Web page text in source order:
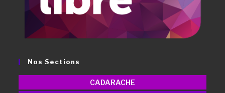
Nos Sections
CADARACHE